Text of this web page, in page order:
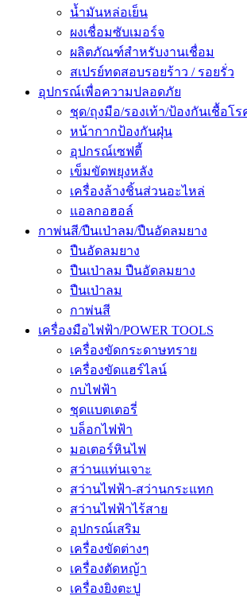
น้ำมันหล่อเย็น
ผงเชื่อมซับเมอร์จ
ผลิตภัณฑ์สำหรับงานเชื่อม
สเปรย์ทดสอบรอยร้าว / รอยรั่ว
อุปกรณ์เพื่อความปลอดภัย
ชุด/ถุงมือ/รองเท้า/ป้องกันเชื้อโร
หน้ากากป้องกันฝุ่น
อุปกรณ์เซฟตี้
เข็มขัดพยุงหลัง
เครื่องล้างชิ้นส่วนอะไหล่
แอลกอฮอล์
กาพ่นสี/ปืนเป่าลม/ปืนอัดลมยาง
ปืนอัดลมยาง
ปืนเป่าลม ปืนอัดลมยาง
ปืนเป่าลม
กาพ่นสี
เครื่องมือไฟฟ้า/POWER TOOLS
เครื่องขัดกระดาษทราย
เครื่องขัดแฮร์ไลน์
กบไฟฟ้า
ชุดแบตเตอรี่
บล็อกไฟฟ้า
มอเตอร์หินไฟ
สว่านแท่นเจาะ
สว่านไฟฟ้า-สว่านกระแทก
สว่านไฟฟ้าไร้สาย
อุปกรณ์เสริม
เครื่องขัดต่างๆ
เครื่องตัดหญ้า
เครื่องยิงตะปู